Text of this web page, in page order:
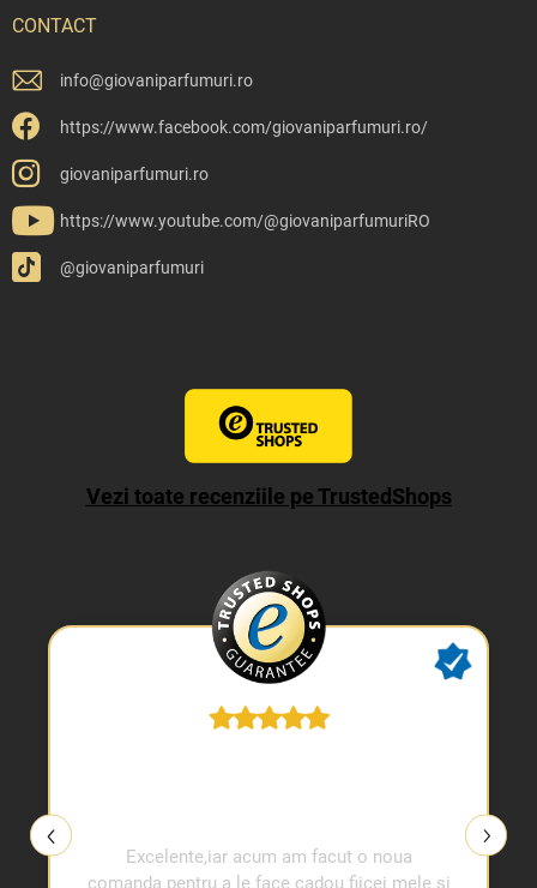
CONTACT
info@giovaniparfumuri.ro
https://www.facebook.com/giovaniparfumuri.ro/
giovaniparfumuri.ro
https://www.youtube.com/@giovaniparfumuriRO
@giovaniparfumuri
Vezi toate recenziile pe TrustedShops
Excelente,iar acum am facut o noua